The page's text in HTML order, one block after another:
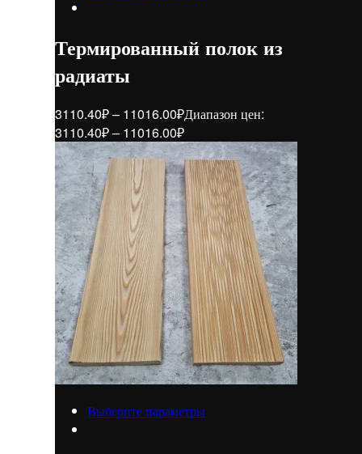
Термированный полок из
радиаты
3110.40₽– 11016.00₽Диапазон цен:
3110.40₽ – 11016.00₽
Выберите параметры